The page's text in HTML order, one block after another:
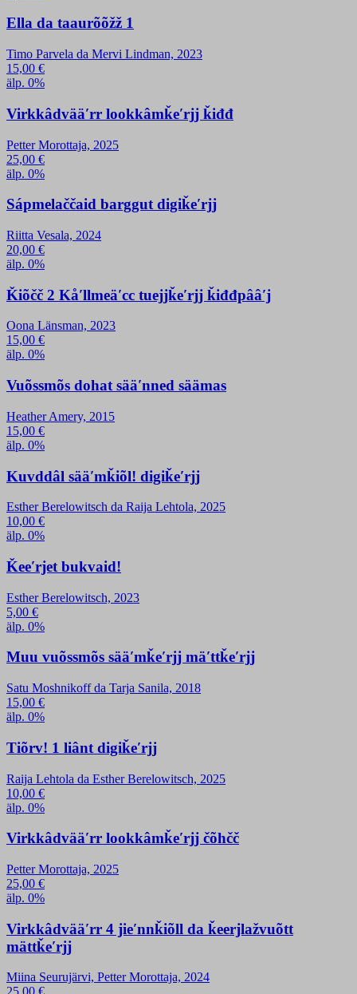
Ella da taaurõõžž 1
Timo Parvela da Mervi Lindman, 2023
15,00 €
älp. 0%
Virkkâdvääʹrr lookkâmǩeʹrjj ǩiđđ
Petter Morottaja, 2025
25,00 €
älp. 0%
Sápmelaččaid barggut digiǩeʹrjj
Riitta Vesala, 2024
20,00 €
älp. 0%
Ǩiõčč 2 Kåʹllmeäʹcc tuejjǩeʹrjj ǩiđđpââʹj
Oona Länsman, 2023
15,00 €
älp. 0%
Vuõssmõs dohat sääʹnned säämas
Heather Amery, 2015
15,00 €
älp. 0%
Kuvddâl sääʹmǩiõl! digiǩeʹrjj
Esther Berelowitsch da Raija Lehtola, 2025
10,00 €
älp. 0%
Ǩeeʹrjet bukvaid!
Esther Berelowitsch, 2023
5,00 €
älp. 0%
Muu vuõssmõs sääʹmǩeʹrjj mäʹttǩeʹrjj
Satu Moshnikoff da Tarja Sanila, 2018
15,00 €
älp. 0%
Tiõrv! 1 liânt digiǩeʹrjj
Raija Lehtola da Esther Berelowitsch, 2025
10,00 €
älp. 0%
Virkkâdvääʹrr lookkâmǩeʹrjj čõhčč
Petter Morottaja, 2025
25,00 €
älp. 0%
Virkkâdvääʹrr 4 jieʹnnǩiõll da ǩeerjlažvuõtt
mättǩeʹrjj
Miina Seurujärvi, Petter Morottaja, 2024